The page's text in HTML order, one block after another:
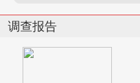
调查报告